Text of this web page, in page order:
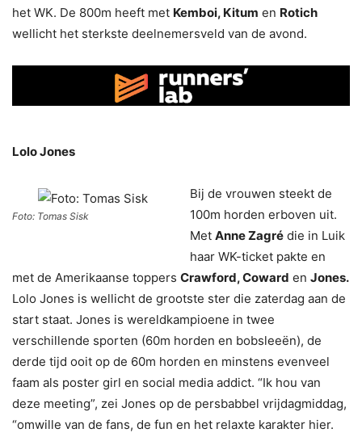
het WK. De 800m heeft met Kemboi, Kitum en Rotich
wellicht het sterkste deelnemersveld van de avond.
Lolo Jones
Foto: Tomas Sisk
Bij de vrouwen steekt de
100m horden erboven uit.
Met Anne Zagré die in Luik
haar WK-ticket pakte en
met de Amerikaanse toppers Crawford, Coward en Jones.
Lolo Jones is wellicht de grootste ster die zaterdag aan de
start staat. Jones is wereldkampioene in twee
verschillende sporten (60m horden en bobsleeën), de
derde tijd ooit op de 60m horden en minstens evenveel
faam als poster girl en social media addict. “Ik hou van
deze meeting”, zei Jones op de persbabbel vrijdagmiddag,
“omwille van de fans, de fun en het relaxte karakter hier.